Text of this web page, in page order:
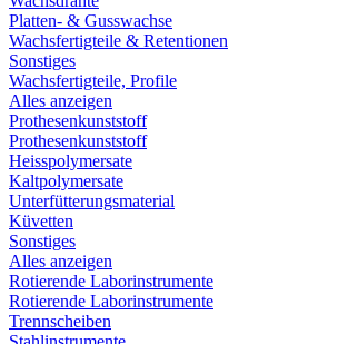
Platten- & Gusswachse
Wachsfertigteile & Retentionen
Sonstiges
Wachsfertigteile, Profile
Alles anzeigen
Prothesenkunststoff
Prothesenkunststoff
Heisspolymersate
Kaltpolymersate
Unterfütterungsmaterial
Küvetten
Sonstiges
Alles anzeigen
Rotierende Laborinstrumente
Rotierende Laborinstrumente
Trennscheiben